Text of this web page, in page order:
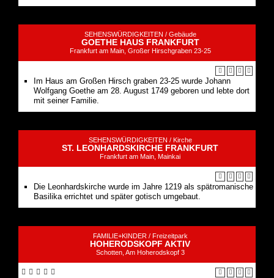
SEHENSWÜRDIGKEITEN / Gebäude
GOETHE HAUS FRANKFURT
Frankfurt am Main, Großer Hirschgraben 23-25
Im Haus am Großen Hirsch graben 23-25 wurde Johann
Wolfgang Goethe am 28. August 1749 geboren und lebte dort
mit seiner Familie.
SEHENSWÜRDIGKEITEN / Kirche
ST. LEONHARDSKIRCHE FRANKFURT
Frankfurt am Main, Mainkai
Die Leonhardskirche wurde im Jahre 1219 als spätromanische
Basilika errichtet und später gotisch umgebaut.
FAMILIE+KINDER / Freizeitpark
HOHERODSKOPF AKTIV
Schotten, Am Hoherodskopf 3